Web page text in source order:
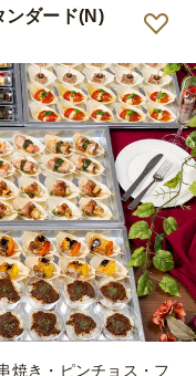
ンダード(N)
焼き・ピンチョス・フ